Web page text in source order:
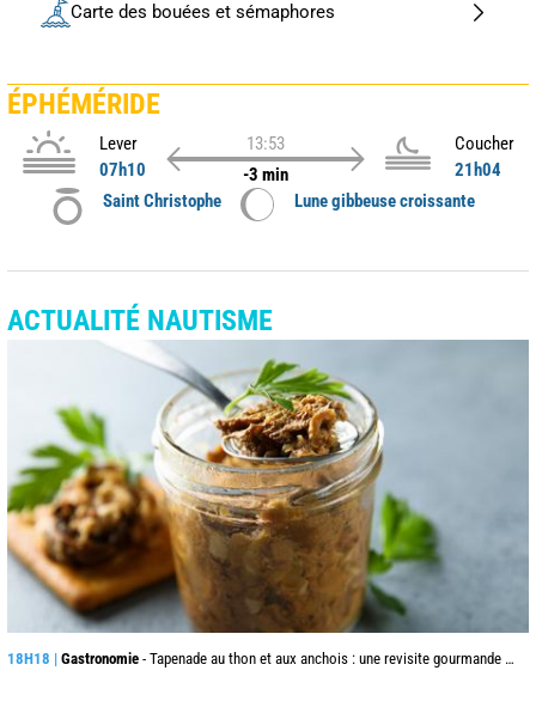
Carte des bouées et sémaphores
ÉPHÉMÉRIDE
Lever
07h10
13:53
-3 min
Coucher
21h04
Saint Christophe
Lune gibbeuse croissante
ACTUALITÉ NAUTISME
18H18 | Gastronomie - Tapenade au thon et aux anchois : une revisite gourmande du grand classique provençal